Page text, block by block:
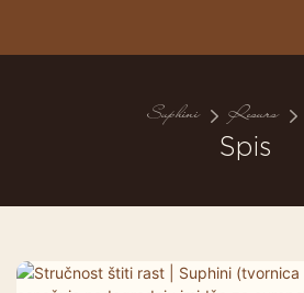
Suphini Resurs
Spis